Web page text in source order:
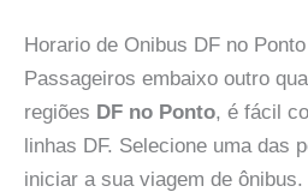
Horario de Onibus DF no
Passageiros embaixo outro
regiões DF no Ponto, é fácil
linhas DF. Selecione uma das
iniciar a sua viagem de ônibus.